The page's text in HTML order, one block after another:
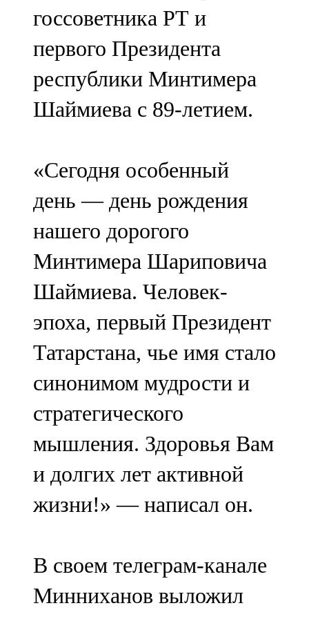
107,8 FM
Теләче
106,1 FM
Түбән Кама
Чирмешән
107,7 FM
Чистай
103,0 FM
Чүпрәле
91,0 FM
Шәмәрдән
102,3 FM
Яңа чишмә
107,0 FM
Яр Чаллы
105,5 FM
госсоветника РТ и
первого Президента
республики Минтимера
Шаймиева с 89-летием.
«Сегодня особенный
день — день рождения
нашего дорогого
Минтимера Шариповича
Шаймиева. Человек-
эпоха, первый Президент
Татарстана, чье имя стало
синонимом мудрости и
стратегического
мышления. Здоровья Вам
и долгих лет активной
жизни!» — написал он.
В своем телеграм-канале
Минниханов выложил